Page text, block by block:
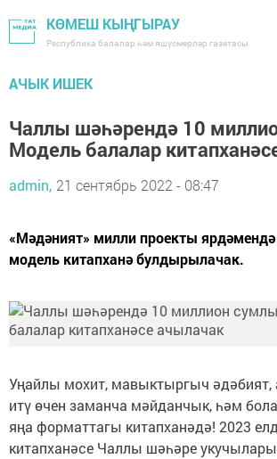
КӨМЕШ КЫҢГЫРАУ
Республика балалар һәм яшүсмерләр газетасы
АЧЫК ИШЕК
Чаллы шәһәрендә 10
Модель балалар
admin, 21 сентябрь 2022 - 08:47
«Мәдәният» милли проекты
модель китапханә булдырылачак.
Уңайлы мохит, мавыктыргыч әдәбият,
итү өчен заманча мәйданчык, һәм
яңа форматтагы китапханәдә! 2023
китапханәсе Чаллы шәһәре